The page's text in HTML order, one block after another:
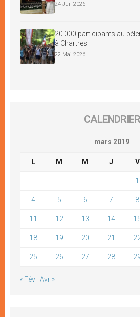
24 Juil 2026
20 000 participants au
à Chartres
22 Mai 2026
CALENDRIER
mars 2019
L M M J V
1
4 5 6 7 8
11 12 13 14 15
18 19 20 21 22
25 26 27 28 29
« Fév Avr »